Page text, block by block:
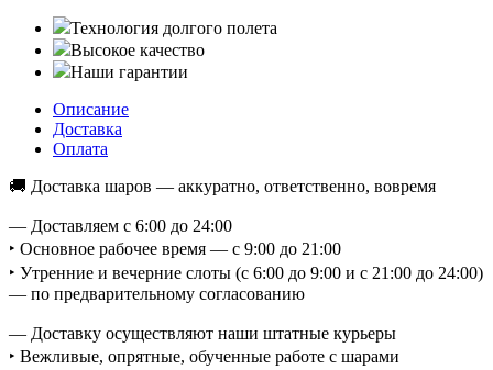
Технология долгого полета
Высокое качество
Наши гарантии
Описание
Доставка
Оплата
🚚 Доставка шаров — аккуратно, ответственно, вовремя
— Доставляем с 6:00 до 24:00
‣ Основное рабочее время — с 9:00 до 21:00
‣ Утренние и вечерние слоты (с 6:00 до 9:00 и с 21:00 до 24:00)
— по предварительному согласованию
— Доставку осуществляют наши штатные курьеры
‣ Вежливые, опрятные, обученные работе с шарами